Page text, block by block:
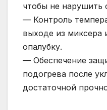
чтобы не нарушить
— Контроль
выходе из миксера
опалубку.
— Обеспечение
подогрева после
достаточной